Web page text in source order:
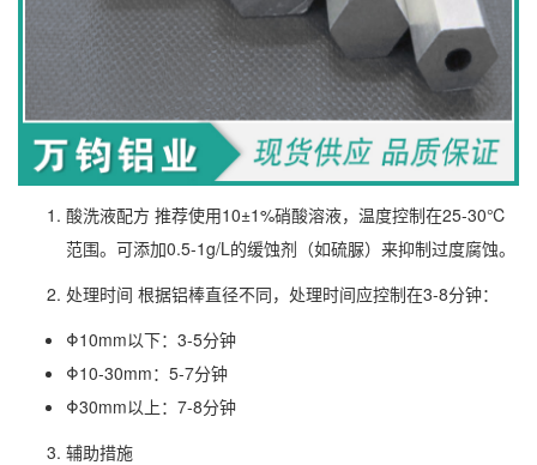
酸洗液配方 推荐使用10±1%硝酸溶液，温度控制在25-30℃
范围。可添加0.5-1g/L的缓蚀剂（如硫脲）来抑制过度腐蚀。
处理时间 根据铝棒直径不同，处理时间应控制在3-8分钟：
Φ10mm以下：3-5分钟
Φ10-30mm：5-7分钟
Φ30mm以上：7-8分钟
辅助措施